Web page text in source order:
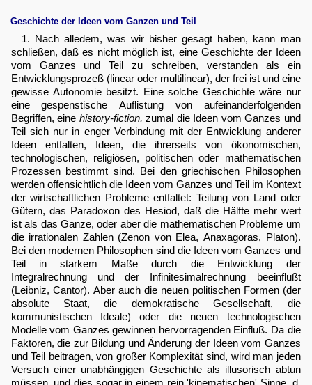
Geschichte der Ideen vom Ganzen und Teil
1. Nach alledem, was wir bisher gesagt haben, kann man
schließen, daß es nicht möglich ist, eine Geschichte der Ideen
vom Ganzes und Teil zu schreiben, verstanden als ein
Entwicklungsprozeß (linear oder multilinear), der frei ist und eine
gewisse Autonomie besitzt. Eine solche Geschichte wäre nur
eine gespenstische Auflistung von aufeinanderfolgenden
Begriffen, eine history-fiction, zumal die Ideen vom Ganzes und
Teil sich nur in enger Verbindung mit der Entwicklung anderer
Ideen entfalten, Ideen, die ihrerseits von ökonomischen,
technologischen, religiösen, politischen oder mathematischen
Prozessen bestimmt sind. Bei den griechischen Philosophen
werden offensichtlich die Ideen vom Ganzes und Teil im Kontext
der wirtschaftlichen Probleme entfaltet: Teilung von Land oder
Gütern, das Paradoxon des Hesiod, daß die Hälfte mehr wert
ist als das Ganze, oder aber die mathematischen Probleme um
die irrationalen Zahlen (Zenon von Elea, Anaxagoras, Platon).
Bei den modernen Philosophen sind die Ideen vom Ganzes und
Teil in starkem Maße durch die Entwicklung der
Integralrechnung und der Infinitesimalrechnung beeinflußt
(Leibniz, Cantor). Aber auch die neuen politischen Formen (der
absolute Staat, die demokratische Gesellschaft, die
kommunistischen Ideale) oder die neuen technologischen
Modelle vom Ganzes gewinnen hervorragenden Einfluß. Da die
Faktoren, die zur Bildung und Änderung der Ideen vom Ganzes
und Teil beitragen, von großer Komplexität sind, wird man jeden
Versuch einer unabhängigen Geschichte als illusorisch abtun